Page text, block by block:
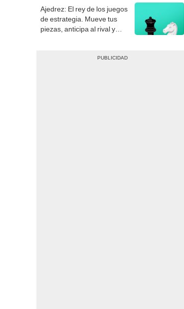
Ajedrez: El rey de los juegos
de estrategia. Mueve tus
piezas, anticipa al rival y